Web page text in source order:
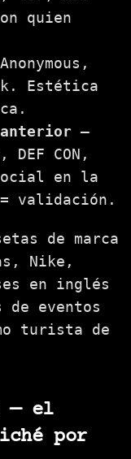
quien
Estética
—
DEF CON,
en la
= validación.
de marca
Nike,
en inglés
de eventos
turista de
— el
por